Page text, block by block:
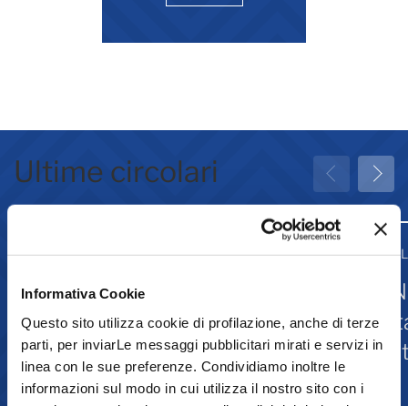
Informativa Cookie
Questo sito utilizza cookie di profilazione, anche di terze
parti, per inviarLe messaggi pubblicitari mirati e servizi in
linea con le sue preferenze. Condividiamo inoltre le
informazioni sul modo in cui utilizza il nostro sito con i
Ultime circolari
31 Luglio 2026
Greenwashing: attività
associative
31